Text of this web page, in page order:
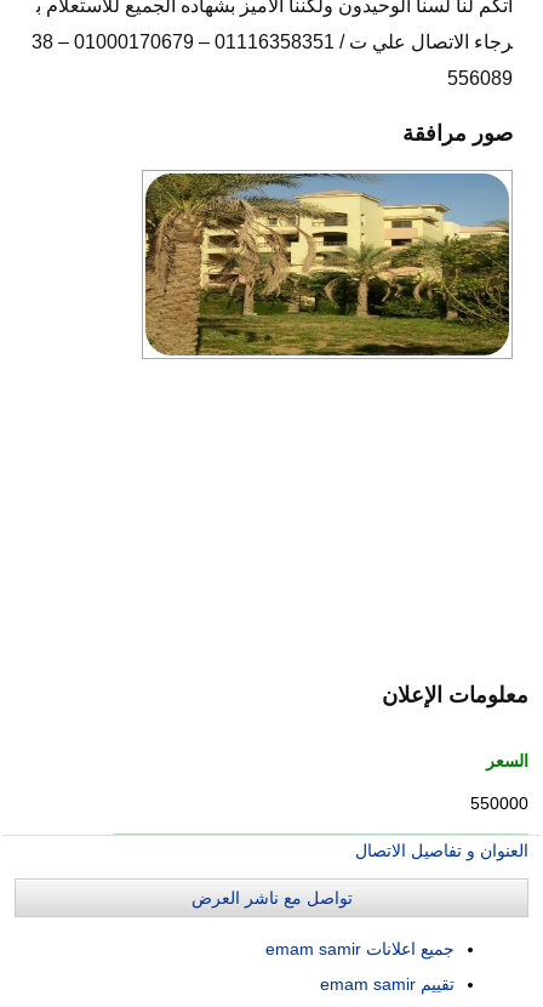
اتكم لنا لسنا الوحيدون ولكننا الاميز بشهاده الجميع للاستعلام ب
رجاء الاتصال علي ت / 01116358351 – 01000170679 – 38
556089
صور مرافقة
معلومات الإعلان
السعر
550000
العنوان و تفاصيل الاتصال
تواصل مع ناشر العرض
جميع اعلانات emam samir
تقييم emam samir